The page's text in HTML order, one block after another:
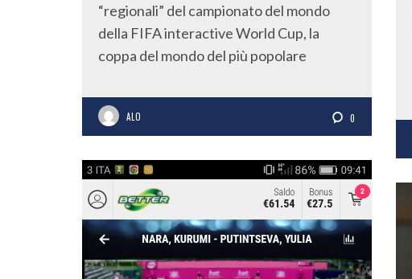
“regionali” del campionato del mondo
della FIFA interactive World Cup, la
coppa del mondo del più popolare
ALO 0